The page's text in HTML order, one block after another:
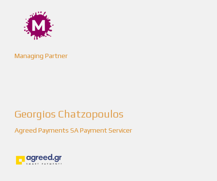
Managing Partner
Georgios Chatzopoulos
Agreed Payments SA Payment Servicer